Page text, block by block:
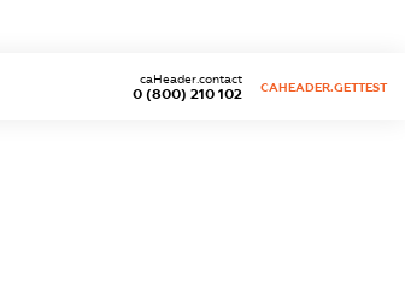
0 (800) 210 102
caHeader.contact
CAHEADER.GETTEST